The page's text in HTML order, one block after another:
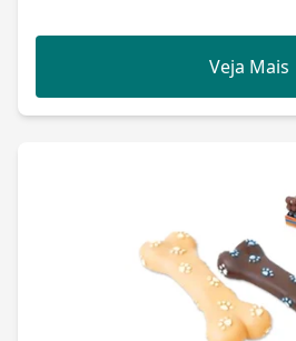
Veja Mais